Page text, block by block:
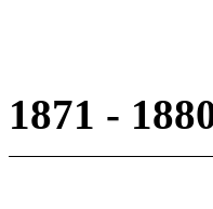
1871 -